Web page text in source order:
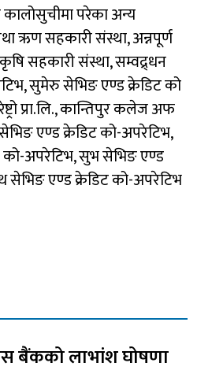
परेका अन्य
ऋण सहकारी संस्था, अन्नपूर्ण
सहकारी संस्था, सम्वद्र्धन
सुमेरु सेभिङ एण्ड क्रेडिट को
प्रा.लि., कान्तिपुर कलेज अफ
एण्ड क्रेडिट को-अपरेटिभ,
को-अपरेटिभ, सुभ सेभिङ एण्ड
सेभिङ एण्ड क्रेडिट को-अपरेटिभ
बैंकको लाभांश घोषणा